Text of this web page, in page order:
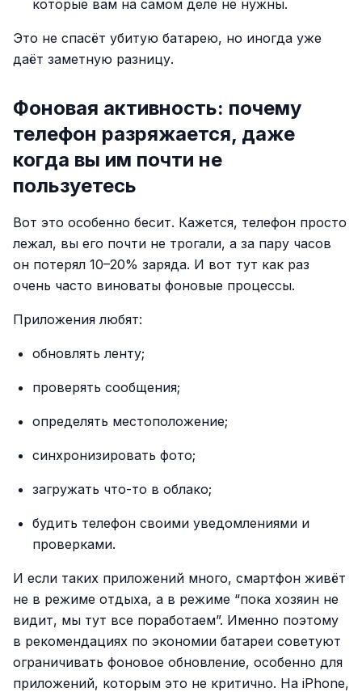
которые вам на самом деле не нужны.
Это не спасёт убитую батарею, но иногда уже
даёт заметную разницу.
Фоновая активность: почему
телефон разряжается, даже
когда вы им почти не
пользуетесь
Вот это особенно бесит. Кажется, телефон просто
лежал, вы его почти не трогали, а за пару часов
он потерял 10–20% заряда. И вот тут как раз
очень часто виноваты фоновые процессы.
Приложения любят:
обновлять ленту;
проверять сообщения;
определять местоположение;
синхронизировать фото;
загружать что-то в облако;
будить телефон своими уведомлениями и
проверками.
И если таких приложений много, смартфон живёт
не в режиме отдыха, а в режиме “пока хозяин не
видит, мы тут все поработаем”. Именно поэтому
в рекомендациях по экономии батареи советуют
ограничивать фоновое обновление, особенно для
приложений, которым это не критично. На iPhone,